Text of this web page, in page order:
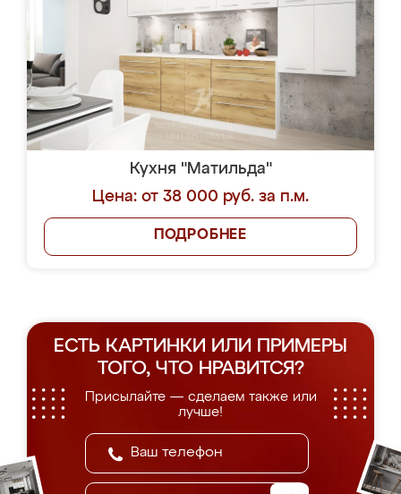
Кухня "Матильда"
Цена: от 38 000 руб. за п.м.
ПОДРОБНЕЕ
ЕСТЬ КАРТИНКИ ИЛИ ПРИМЕРЫ
ТОГО, ЧТО НРАВИТСЯ?
Присылайте — сделаем также или
лучше!